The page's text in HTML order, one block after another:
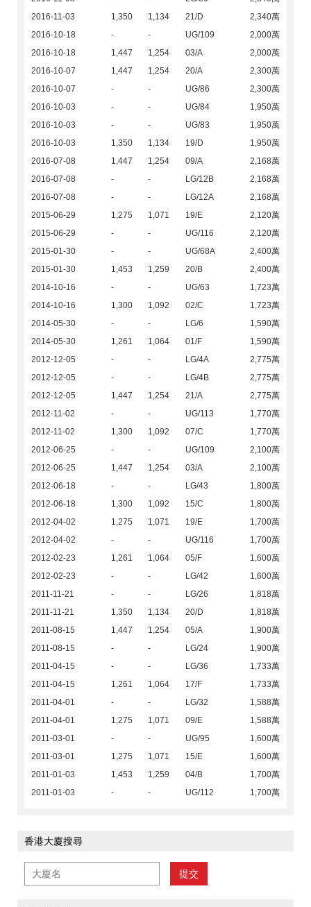
2016-11-03
1,350 1,134 21/D
2,340萬
2016-10-18
- - UG/109
2,000萬
2016-10-18
1,447 1,254 03/A
2,000萬
2016-10-07
1,447 1,254 20/A
2,300萬
2016-10-07
- - UG/86
2,300萬
2016-10-03
- - UG/84
1,950萬
2016-10-03
- - UG/83
1,950萬
2016-10-03
1,350 1,134 19/D
1,950萬
2016-07-08
1,447 1,254 09/A
2,168萬
2016-07-08
- - LG/12B
2,168萬
2016-07-08
- - LG/12A
2,168萬
2015-06-29
1,275 1,071 19/E
2,120萬
2015-06-29
- - UG/116
2,120萬
2015-01-30
- - UG/68A
2,400萬
2015-01-30
1,453 1,259 20/B
2,400萬
2014-10-16
- - UG/63
1,723萬
2014-10-16
1,300 1,092 02/C
1,723萬
2014-05-30
- - LG/6
1,590萬
2014-05-30
1,261 1,064 01/F
1,590萬
2012-12-05
- - LG/4A
2,775萬
2012-12-05
- - LG/4B
2,775萬
2012-12-05
1,447 1,254 21/A
2,775萬
2012-11-02
- - UG/113
1,770萬
2012-11-02
1,300 1,092 07/C
1,770萬
2012-06-25
- - UG/109
2,100萬
2012-06-25
1,447 1,254 03/A
2,100萬
2012-06-18
- - LG/43
1,800萬
2012-06-18
1,300 1,092 15/C
1,800萬
2012-04-02
1,275 1,071 19/E
1,700萬
2012-04-02
- - UG/116
1,700萬
2012-02-23
1,261 1,064 05/F
1,600萬
2012-02-23
- - LG/42
1,600萬
2011-11-21
- - LG/26
1,818萬
2011-11-21
1,350 1,134 20/D
1,818萬
2011-08-15
1,447 1,254 05/A
1,900萬
2011-08-15
- - LG/24
1,900萬
2011-04-15
- - LG/36
1,733萬
2011-04-15
1,261 1,064 17/F
1,733萬
2011-04-01
- - LG/32
1,588萬
2011-04-01
1,275 1,071 09/E
1,588萬
2011-03-01
- - UG/95
1,600萬
2011-03-01
1,275 1,071 15/E
1,600萬
2011-01-03
1,453 1,259 04/B
1,700萬
2011-01-03
- - UG/112 1,700萬
香港大廈搜尋
提交